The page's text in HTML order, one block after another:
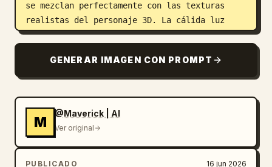
se mezclan perfectamente con las texturas
realistas del personaje 3D. La cálida luz
solar natural ilumina el escritorio de
realzando la profundidad. Obra de arte de
técnica mixta fotorrealista y ultra
iluminación cinematográfica, profundidad de
campo reducida, ilusión óptica altamente
creativa, calidad 8K, composición de obra
maestra.
GENERAR IMAGEN CON PROMPT
M
@Maverick | AI
Ver original
PUBLICADO 16 jun 2026